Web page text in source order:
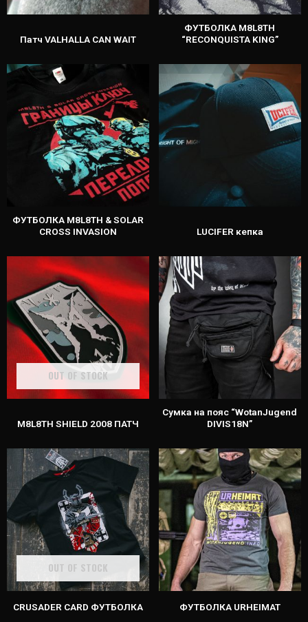
Патч VALHALLA CAN WAIT
ФУТБОЛКА M8L8TH
“RECONQUISTA KING”
ФУТБОЛКА M8L8TH & SOLAR
CROSS INVASION
LUCIFER кепка
OUT OF STOCK
M8L8TH SHIELD 2008 ПАТЧ
Сумка на пояс “WotanJugend
DIVIS18N”
OUT OF STOCK
CRUSADER CARD ФУТБОЛКА ФУТБОЛКА URHEIMAT